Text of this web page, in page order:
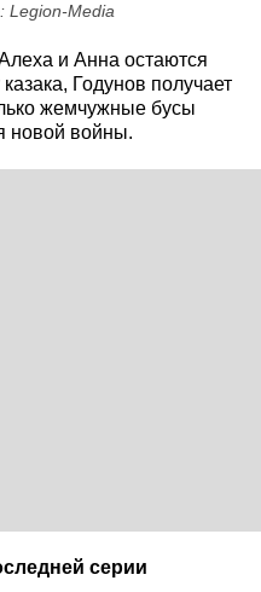
Media
и Анна остаются
Годунов получает
жемчужные бусы
новой войны.
серии